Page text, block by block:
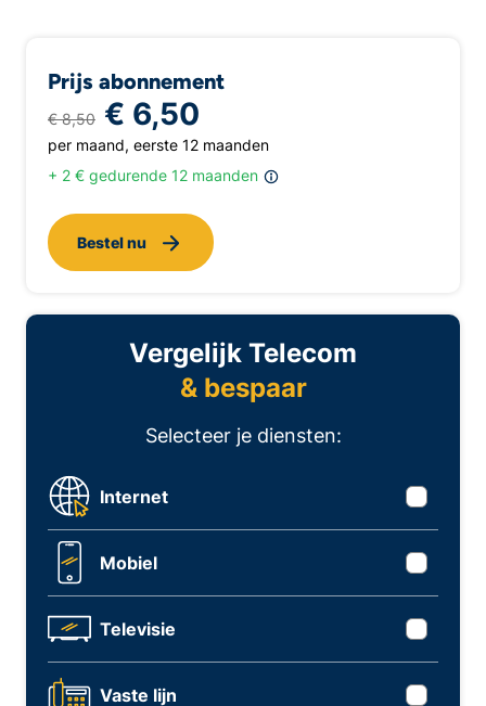
Prijs abonnement
€ 8,50 € 6,50
per maand, eerste 12 maanden
+ 2 € gedurende 12 maanden
Bestel nu
Vergelijk Telecom
& bespaar
Selecteer je diensten:
Internet
Mobiel
Televisie
Vaste lijn